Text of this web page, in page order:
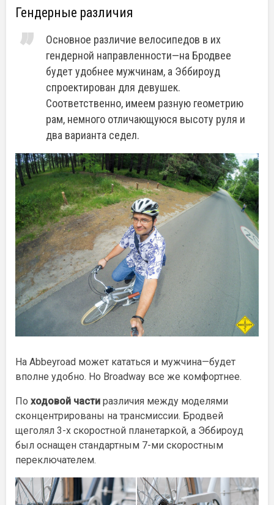
Гендерные различия
Основное различие велосипедов в их
гендерной направленности—на Бродвее
будет удобнее мужчинам, а Эббироуд
спроектирован для девушек.
Соответственно, имеем разную геометрию
рам, немного отличающуюся высоту руля и
два варианта седел.
На Abbeyroad может кататься и мужчина—будет
вполне удобно. Но Broadway все же комфортнее.
По ходовой части различия между моделями
сконцентрированы на трансмиссии. Бродвей
щеголял 3-х скоростной планетаркой, а Эббироуд
был оснащен стандартным 7-ми скоростным
переключателем.